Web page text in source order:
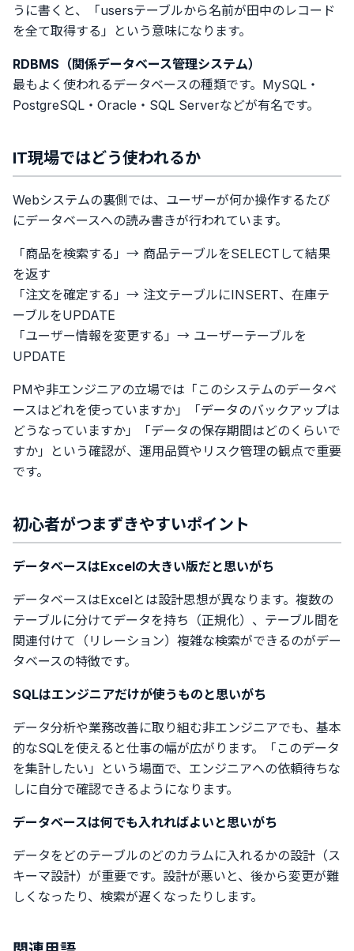
うに書くと、「usersテーブルから名前が田中のレコード
を全て取得する」という意味になります。
RDBMS（関係データベース管理システム）
最もよく使われるデータベースの種類です。MySQL・
PostgreSQL・Oracle・SQL Serverなどが有名です。
IT現場ではどう使われるか
Webシステムの裏側では、ユーザーが何か操作するたび
にデータベースへの読み書きが行われています。
「商品を検索する」→ 商品テーブルをSELECTして結果
を返す
「注文を確定する」→ 注文テーブルにINSERT、在庫テ
ーブルをUPDATE
「ユーザー情報を変更する」→ ユーザーテーブルを
UPDATE
PMや非エンジニアの立場では「このシステムのデータベ
ースはどれを使っていますか」「データのバックアップは
どうなっていますか」「データの保存期間はどのくらいで
すか」という確認が、運用品質やリスク管理の観点で重要
です。
初心者がつまずきやすいポイント
データベースはExcelの大きい版だと思いがち
データベースはExcelとは設計思想が異なります。複数の
テーブルに分けてデータを持ち（正規化）、テーブル間を
関連付けて（リレーション）複雑な検索ができるのがデー
タベースの特徴です。
SQLはエンジニアだけが使うものと思いがち
データ分析や業務改善に取り組む非エンジニアでも、基本
的なSQLを使えると仕事の幅が広がります。「このデータ
を集計したい」という場面で、エンジニアへの依頼待ちな
しに自分で確認できるようになります。
データベースは何でも入れればよいと思いがち
データをどのテーブルのどのカラムに入れるかの設計（ス
キーマ設計）が重要です。設計が悪いと、後から変更が難
しくなったり、検索が遅くなったりします。